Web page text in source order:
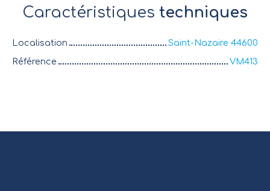
Caractéristiques techniques
Localisation
Saint-Nazaire 44600
Référence
VM413